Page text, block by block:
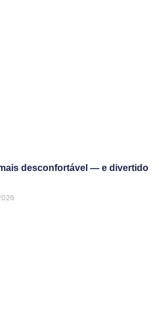
desconfortável — e divertido